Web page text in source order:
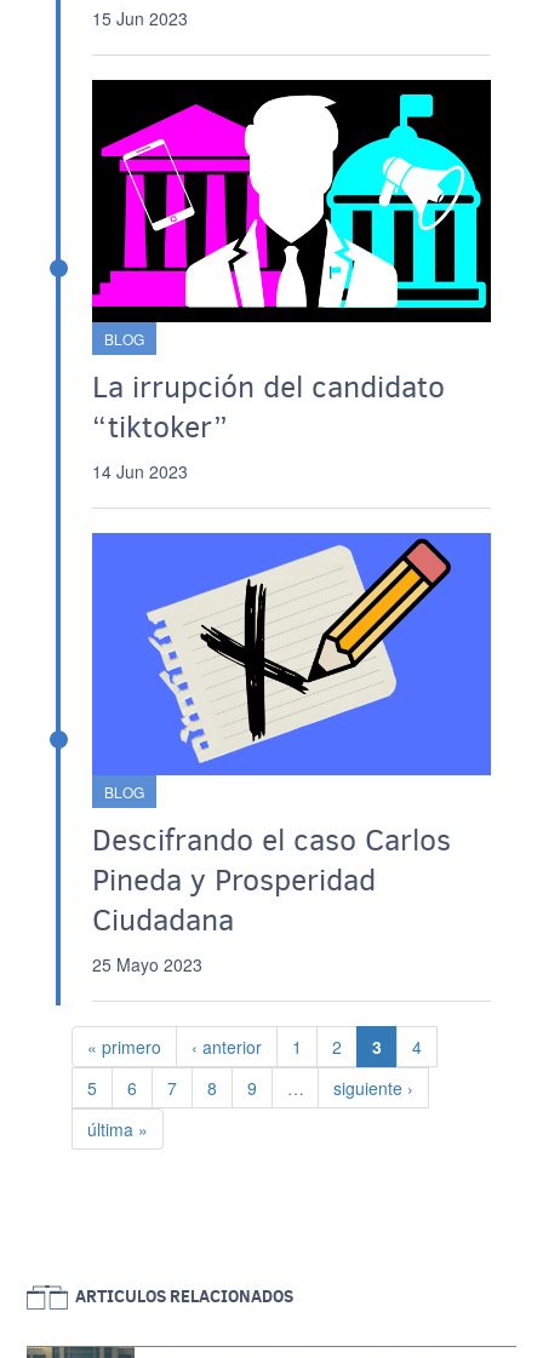
15 Jun 2023
BLOG
La irrupción del candidato
“tiktoker”
14 Jun 2023
BLOG
Descifrando el caso Carlos
Pineda y Prosperidad
Ciudadana
25 Mayo 2023
Paginación
Primera página
« primero Página anterior
‹ anterior Página
1 Página
2 Página actual
3 Página
4
Página
5 Página
6 Página
7 Página
8 Página
9 … Siguiente página
siguiente ›
Última página
última »
ARTICULOS RELACIONADOS